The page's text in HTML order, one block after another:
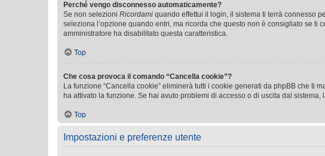
Perché vengo disconnesso automaticamente?
Se non selezioni Ricordami quando effettui il login, il sistema ti terrà connesso
seleziona l’opzione quando entri, ma ricorda che questo non è consigliato se
amministratore ha disabilitato questa caratteristica.
Top
Che cosa provoca il comando “Cancella cookie”?
La funzione “Cancella cookie” eliminerà tutti i cookie generati da phpBB che ti
ha attivato la funzione. Se hai avuto problemi di accesso o di uscita dal
Top
Impostazioni e preferenze utente